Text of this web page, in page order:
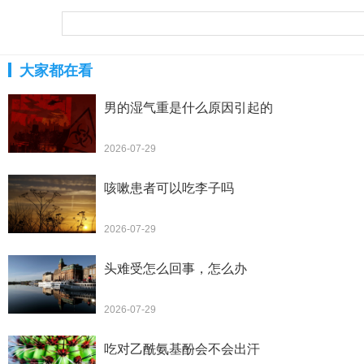
大家都在看
男的湿气重是什么原因引起的
2026-07-29
咳嗽患者可以吃李子吗
2026-07-29
头难受怎么回事，怎么办
2026-07-29
吃对乙酰氨基酚会不会出汗